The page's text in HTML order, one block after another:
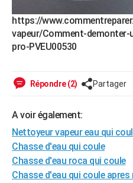
https://
vapeur/Comment-
pro-PVEU00530
Répondre (2) Partager
A voir également:
Nettoyeur vapeur eau qui
Chasse d'eau qui coule
Chasse d'eau roca qui coule
Chasse d'eau qui coule